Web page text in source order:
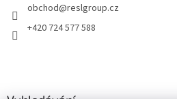
obchod@reslgroup.cz
+420 724 577 588